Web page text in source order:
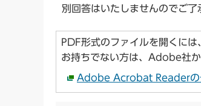
別回答はいたしませんのでご了
PDF形式のファイルを開くに
お持ちでない方は、Adobe社か
Adobe Acrobat Readerの